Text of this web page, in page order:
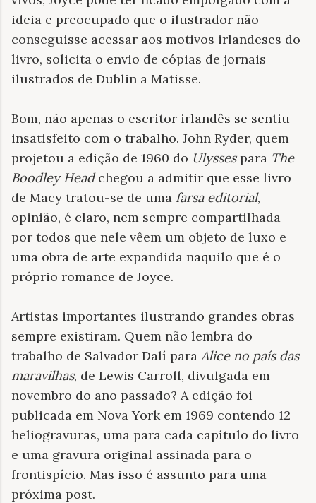
ideia e preocupado que o ilustrador não
conseguisse acessar aos motivos irlandeses do
livro, solicita o envio de cópias de jornais
ilustrados de Dublin a Matisse.
Bom, não apenas o escritor irlandês se sentiu
insatisfeito com o trabalho. John Ryder, quem
projetou a edição de 1960 do Ulyssespara The
Boodley Headchegou a admitir que esse livro
de Macy tratou-se de uma farsa editorial,
opinião, é claro, nem sempre compartilhada
por todos que nele vêem um objeto de luxo e
uma obra de arte expandida naquilo que é o
próprio romance de Joyce.
Artistas importantes ilustrando grandes obras
sempre existiram. Quem não lembra do
trabalho de Salvador Dalí para Alice no país das
maravilhas, de Lewis Carroll, divulgada em
novembro do ano passado? A edição foi
publicada em Nova York em 1969 contendo 12
heliogravuras, uma para cada capítulo do livro
e uma gravura original assinada para o
frontispício. Mas isso é assunto para uma
próxima post.